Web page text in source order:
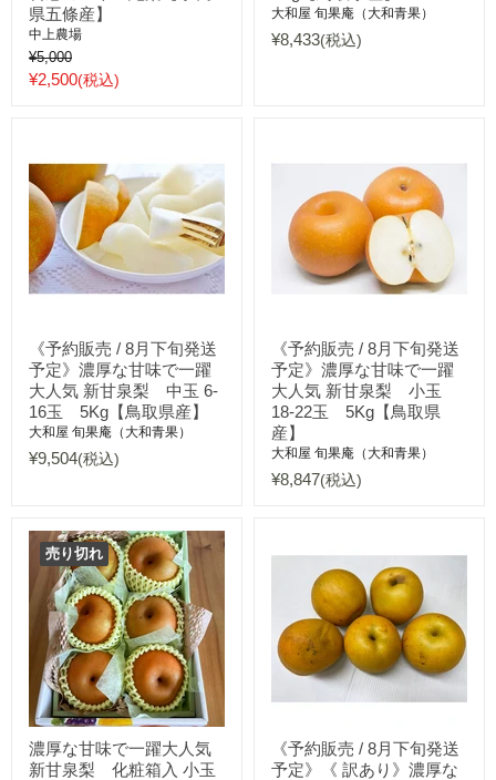
県五條産】
中上農場
元
値
¥5,000
現
格
¥2,500(税込)
大和屋 旬果庵（大和青果）
¥8,433(税込)
《予約販売 / 8月下旬発送
予定》濃厚な甘味で一躍
大人気 新甘泉梨 中玉 6-
16玉 5Kg【鳥取県産】
大和屋 旬果庵（大和青果）
¥9,504(税込)
《予約販売 / 8月下旬発送
予定》濃厚な甘味で一躍
大人気 新甘泉梨 小玉
18-22玉 5Kg【鳥取県
産】
大和屋 旬果庵（大和青果）
¥8,847(税込)
売り切れ
濃厚な甘味で一躍大人気
新甘泉梨 化粧箱入 小玉
《予約販売 / 8月下旬発送
予定》《 訳あり》濃厚な